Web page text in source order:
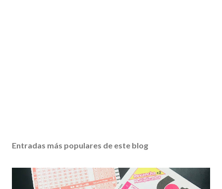
Entradas más populares de este blog